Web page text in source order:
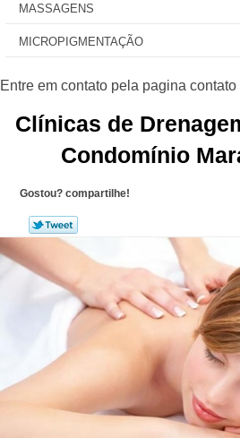
MASSAGENS
MICROPIGMENTAÇÃO
Clínicas de
Condomínio
Gostou? compartilhe!